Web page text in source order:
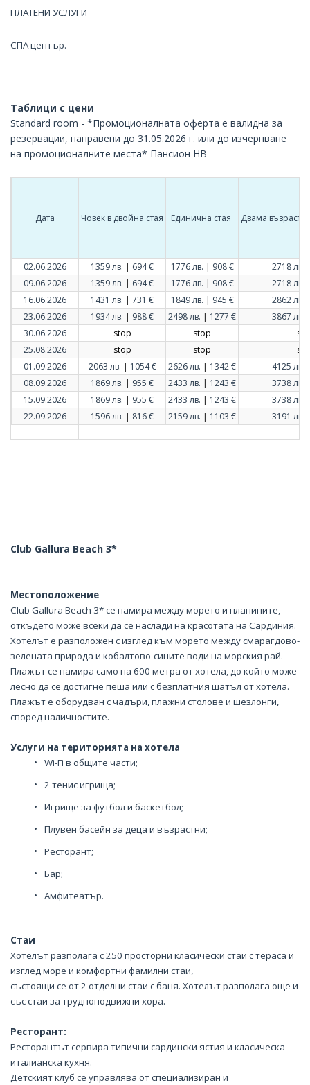
ПЛАТЕНИ УСЛУГИ
СПА център.
Таблици с цени
Standard room - *Промоционалната оферта е валидна за
резервации, направени до 31.05.2026 г. или до изчерпване
на промоционалните места* Пансион HB
Дата
02.06.2026
09.06.2026
16.06.2026
23.06.2026
30.06.2026
25.08.2026
01.09.2026
08.09.2026
15.09.2026
22.09.2026
Човек в двойна стая Единична стая Двама
1359 лв. | 694 € 1776 лв. | 908 € 2718 лв.
1359 лв. | 694 € 1776 лв. | 908 € 2718 лв.
1431 лв. | 731 € 1849 лв. | 945 € 2862 лв.
1934 лв. | 988 € 2498 лв. | 1277 € 3867 лв.
stop stop
stop
stop
2063 лв. | 1054 € 2626 лв. | 1342 € 4125 лв.
1869 лв. | 955 € 2433 лв. | 1243 € 3738 лв.
1869 лв. | 955 € 2433 лв. | 1243 € 3738 лв.
1596 лв. | 816 € 2159 лв. | 1103 € 3191 лв.
Club Gallura Beach 3*
Местоположение
Club Gallura Beach 3* се намира между морето и планините,
откъдето може всеки да се наслади на красотата на Сардиния.
Хотелът е разположен с изглед към морето между смарагдово-
зелената природа и кобалтово-сините води на морския рай.
Плажът се намира само на 600 метра от хотела, до който може
лесно да се достигне пеша или с безплатния шатъл от хотела.
Плажът е оборудван с чадъри, плажни столове и шезлонги,
според наличностите.
Услуги на територията на хотела
Wi-Fi в общите части;
2 тенис игрища;
Игрище за футбол и баскетбол;
Плувен басейн за деца и възрастни;
Ресторант;
Бар;
Амфитеатър.
Стаи
Хотелът разполага с 250 просторни класически стаи с тераса и
изглед море и комфортни фамилни стаи,
състоящи се от 2 отделни стаи с баня. Хотелът разполага още и
със стаи за трудноподвижни хора.
Ресторант:
Ресторантът сервира типични сардински ястия и класическа
италианска кухня.
Детският клуб се управлява от специализиран и